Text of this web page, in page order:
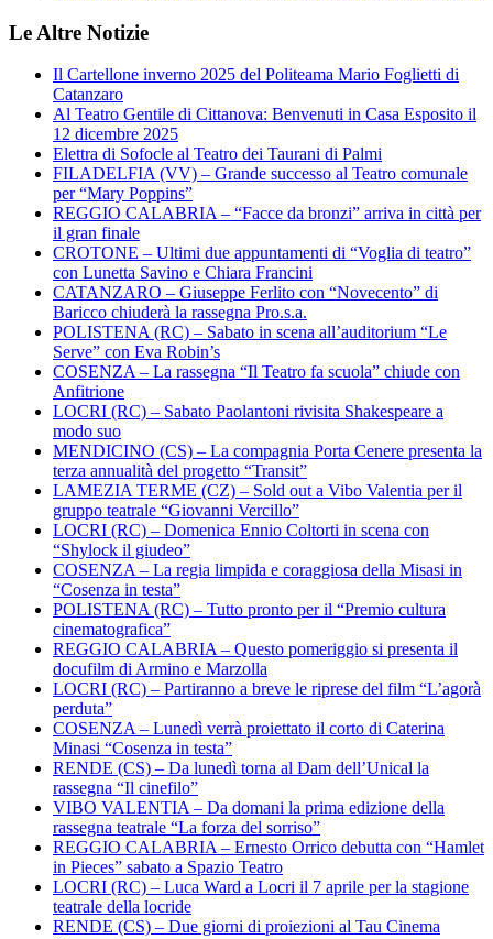
Le Altre Notizie
Il Cartellone inverno 2025 del Politeama Mario Foglietti di
Catanzaro
Al Teatro Gentile di Cittanova: Benvenuti in Casa Esposito il
12 dicembre 2025
Elettra di Sofocle al Teatro dei Taurani di Palmi
FILADELFIA (VV) – Grande successo al Teatro comunale
per “Mary Poppins”
REGGIO CALABRIA – “Facce da bronzi” arriva in città per
il gran finale
CROTONE – Ultimi due appuntamenti di “Voglia di teatro”
con Lunetta Savino e Chiara Francini
CATANZARO – Giuseppe Ferlito con “Novecento” di
Baricco chiuderà la rassegna Pro.s.a.
POLISTENA (RC) – Sabato in scena all’auditorium “Le
Serve” con Eva Robin’s
COSENZA – La rassegna “Il Teatro fa scuola” chiude con
Anfitrione
LOCRI (RC) – Sabato Paolantoni rivisita Shakespeare a
modo suo
MENDICINO (CS) – La compagnia Porta Cenere presenta la
terza annualità del progetto “Transit”
LAMEZIA TERME (CZ) – Sold out a Vibo Valentia per il
gruppo teatrale “Giovanni Vercillo”
LOCRI (RC) – Domenica Ennio Coltorti in scena con
“Shylock il giudeo”
COSENZA – La regia limpida e coraggiosa della Misasi in
“Cosenza in testa”
POLISTENA (RC) – Tutto pronto per il “Premio cultura
cinematografica”
REGGIO CALABRIA – Questo pomeriggio si presenta il
docufilm di Armino e Marzolla
LOCRI (RC) – Partiranno a breve le riprese del film “L’agorà
perduta”
COSENZA – Lunedì verrà proiettato il corto di Caterina
Minasi “Cosenza in testa”
RENDE (CS) – Da lunedì torna al Dam dell’Unical la
rassegna “Il cinefilo”
VIBO VALENTIA – Da domani la prima edizione della
rassegna teatrale “La forza del sorriso”
REGGIO CALABRIA – Ernesto Orrico debutta con “Hamlet
in Pieces” sabato a Spazio Teatro
LOCRI (RC) – Luca Ward a Locri il 7 aprile per la stagione
teatrale della locride
RENDE (CS) – Due giorni di proiezioni al Tau Cinema